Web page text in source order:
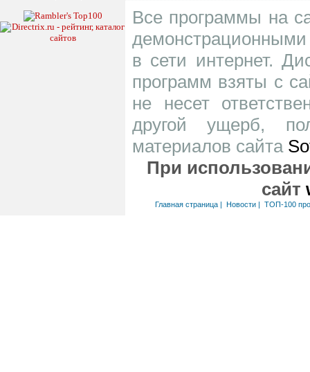
Все программы на
в сети интернет.
программ взяты с
не несет
другой ущерб,
материалов сайта
При
сайт
Главная страница| Новости| ТОП-100